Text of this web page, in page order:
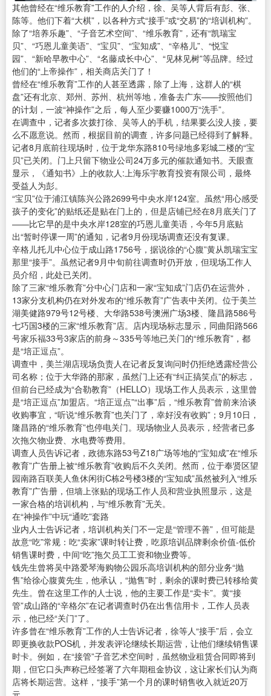
其他曾经在“维乐教育”工作的人介绍，徐、吴等人背后有彭、张、
陈等。他们下着“大棋”，以各种方式“接手”或“交易”的“培训机构”。
除了“培养乐趣”、“子音艺术空间”、“维乐教育”，还有“凯瑞宝
贝”、“巧恩儿童美语”、“宝贝”、“宝知成”、“辛格儿”、“悦宝
园”、“新哈早教中心”、“名藤成长中心”、“见林见树”等品牌。经过
他们的“上帝操作”，相关商店关门了！
曾经在“维乐教育”工作的人甚至透露，除了上海，这群人的“棋
盘”还有北京、郑州、苏州、杭州等地，准备去广东——按照他们
的计划，一波“神操作”之后，每人至少要赚1000万“洗手”。
在调查中，记者多次拨打徐、吴等人的手机，结果要么没人接，要
么不愿意说。然而，根据目前的调查，许多问题已经得到了解释。
记者8月底前往现场时，位于龙华东路810号绿地多彩城二楼的“宝
贝”已关闭。门上只留下物业公司24万多元的催款通知书。天眼查
显示，《通知书》上的收款人:上海乐宇教育投资有限公司，最终
受益人为彭。
“宝贝”位于浦江镇陈兴公路2699号中央水岸124室。虽然“用心感受
孩子的变化”的贴纸还是贴在门上的，但是店铺已经在8月底关门了
——比它早的是中央水岸128室的巧恩儿童美语，今年5月底贴
出“暂时停课一周”的通知，记者9月份现场调查还没有复课。
辛格儿托儿中心位于成山路1756号，据说徐的“心腹”黄从凯瑞宝宝
那里“接手”。虽然记者9月中旬前往调查时仍开放，但现场工作人
员介绍，此处已关闭。
除了三家“维乐教育”分中心门店和一家“宝知成”门店仍在运营外，
13家分支机构仍在对外发布的“维乐教育”广告表中关闭。位于美兰
湖美健路979号12号楼、大华路538号澳洲广场3楼、隆昌路586号
七巧国3楼的三家“维乐教育”店。店内现场标志显示，同曲阳路566
号家乐福33号3家店的前身～335号等地已关门的“维乐教育”，都
是“培正逗点”。
调查中，美兰湖店现场负责人在记者反复询问时仍拒绝透露经营公
司名称；位于大华路的那家，虽然门上还有“纠正搞笑点”的标志，
但前台已经成为“合勒教育”（HELLO）现场工作人员表示，这里曾
是“培正逗点”加盟店。“培正逗点”“出事”后，“维乐教育”曾前来洽谈
收购事宜，“听说“维乐教育”也关门了，幸好没有收购”；9月10日，
隆昌路的“维乐教育”也停电关门。现场物业人员表示，经营者已多
次拖欠物业费、水电费等费用。
调查人员告诉记者，政德东路53号Z18广场等地的“宝知成”在“维乐
教育”广告册上被“维乐教育”收购后不久关闭。然而，位于奉贤区望
园南路百联美人鱼休闲街C栋2号楼3楼的“宝知成”虽然被列入“维乐
教育”广告册，但墙上张贴的现场工作人员和营业执照显示，这是
一家合格的培训机构，与“维乐教育”无关。
在“神操作”中玩“通吃”套路
业内人士告诉记者，培训机构关门不一定是“管理不善”，但可能是
故意“吃”常规：吃“卖家”课时转让费，吃原培训品牌剩余价值-低价
销售课时费，中间“吃”拖欠员工工资和物业费等。
钱先生曾将吴中路爱琴海购物公园乐高培训机构的部分业务“抛
售”给徐心腹黄先生，他承认，“抛售”时，剩余的课时费已转移给黄
先生。曾在这里工作的人士说，他的主要工作是“卖卡”。黄“接
管”成山路的“辛格尔”在记者调查时仍在出售信用卡，工作人员表
示，他已经“关门”了。
许多曾在“维乐教育”工作的人士告诉记者，徐等人“接手”后，会立
即更换收款POS机，并发表评论继续长期运营，让他们继续销售课
时卡。例如，在“接管”子音艺术空间时，虽然物业租赁合同即将到
期，但它口头声称已经签署了六年期租金协议，这让家长们认为商
店将长期运营。这样，“接手”第一个月的课时销售收入就近20万